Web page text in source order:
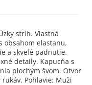
strih. Vlastná
obsahom elastanu,
a skvelé padnutie.
detaily. Kapucňa s
plochým švom. Otvor
Pohlavie: Muži